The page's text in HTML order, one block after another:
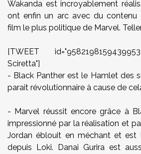
Wakanda est incroyablement
ont enfin un arc avec du contenu
film le plus politique de Marvel.
[TWEET
Sciretta"]
- Black Panther est le Hamlet des
parait révolutionnaire à cause de
- Marvel réussit encore grâce à
impressionné par la réalisation et
Jordan éblouit en méchant et est
depuis Loki. Danai Gurira est